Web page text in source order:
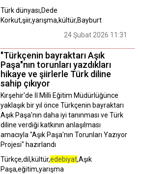
Türk dünyası,Dede
Korkut,şiir,yarışma,kültür,Bayburt
24 Şubat 2026 11:31
"Türkçenin bayraktarı Aşık
Paşa"nın torunları yazdıkları
hikaye ve şiirlerle Türk diline
sahip çıkıyor
Kırşehir'de İl Milli Eğitim Müdürlüğünce
yaklaşık bir yıl önce Türkçenin bayraktarı
Aşık Paşa'nın daha iyi tanınması ve Türk
diline verdiği katkının anlaşılması
amacıyla "Aşık Paşa'nın Torunları Yazıyor
Projesi" hazırlandı
Türkçe,dil,kültür,edebiyat,Aşık
Paşa,eğitim,yarışma